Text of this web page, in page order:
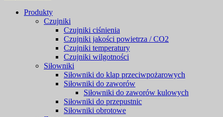
Produkty
Czujniki
Czujniki ciśnienia
Czujniki jakości powietrza / CO2
Czujniki temperatury
Czujniki wilgotności
Siłowniki
Siłowniki do klap przeciwpożarowych
Siłowniki do zaworów
Siłowniki do zaworów kulowych
Siłowniki do przepustnic
Siłowniki obrotowe